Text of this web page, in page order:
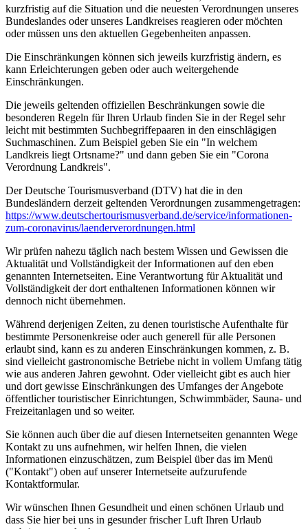
kurzfristig auf die Situation und die neuesten Verordnungen unseres
Bundeslandes oder unseres Landkreises reagieren oder möchten
oder müssen uns den aktuellen Gegebenheiten anpassen.
Die Einschränkungen können sich jeweils kurzfristig ändern, es
kann Erleichterungen geben oder auch weitergehende
Einschränkungen.
Die jeweils geltenden offiziellen Beschränkungen sowie die
besonderen Regeln für Ihren Urlaub finden Sie in der Regel sehr
leicht mit bestimmten Suchbegriffepaaren in den einschlägigen
Suchmaschinen. Zum Beispiel geben Sie ein "In welchem
Landkreis liegt Ortsname?" und dann geben Sie ein "Corona
Verordnung Landkreis".
Der Deutsche Tourismusverband (DTV) hat die in den
Bundesländern derzeit geltenden Verordnungen zusammengetragen:
https://www.deutscher­tourismusverband.de/­service/­informationen-
zum-coronavirus/­laenderverordnungen.html
Wir prüfen nahezu täglich nach bestem Wissen und Gewissen die
Aktualität und Vollständigkeit der Informationen auf den eben
genannten Internetseiten. Eine Verantwortung für Aktualität und
Vollständigkeit der dort enthaltenen Informationen können wir
dennoch nicht übernehmen.
Während derjenigen Zeiten, zu denen touristische Aufenthalte für
bestimmte Personenkreise oder auch generell für alle Personen
erlaubt sind, kann es zu anderen Einschränkungen kommen, z. B.
sind vielleicht gastronomische Betriebe nicht in vollem Umfang tätig
wie aus anderen Jahren gewohnt. Oder vielleicht gibt es auch hier
und dort gewisse Einschränkungen des Umfanges der Angebote
öffentlicher touristischer Einrichtungen, Schwimmbäder, Sauna- und
Freizeitanlagen und so weiter.
Sie können auch über die auf diesen Internetseiten genannten Wege
Kontakt zu uns aufnehmen, wir helfen Ihnen, die vielen
Informationen einzuschätzen, zum Beispiel über das im Menü
("Kontakt") oben auf unserer Internetseite aufzurufende
Kontaktformular.
Wir wünschen Ihnen Gesundheit und einen schönen Urlaub und
dass Sie hier bei uns in gesunder frischer Luft Ihren Urlaub